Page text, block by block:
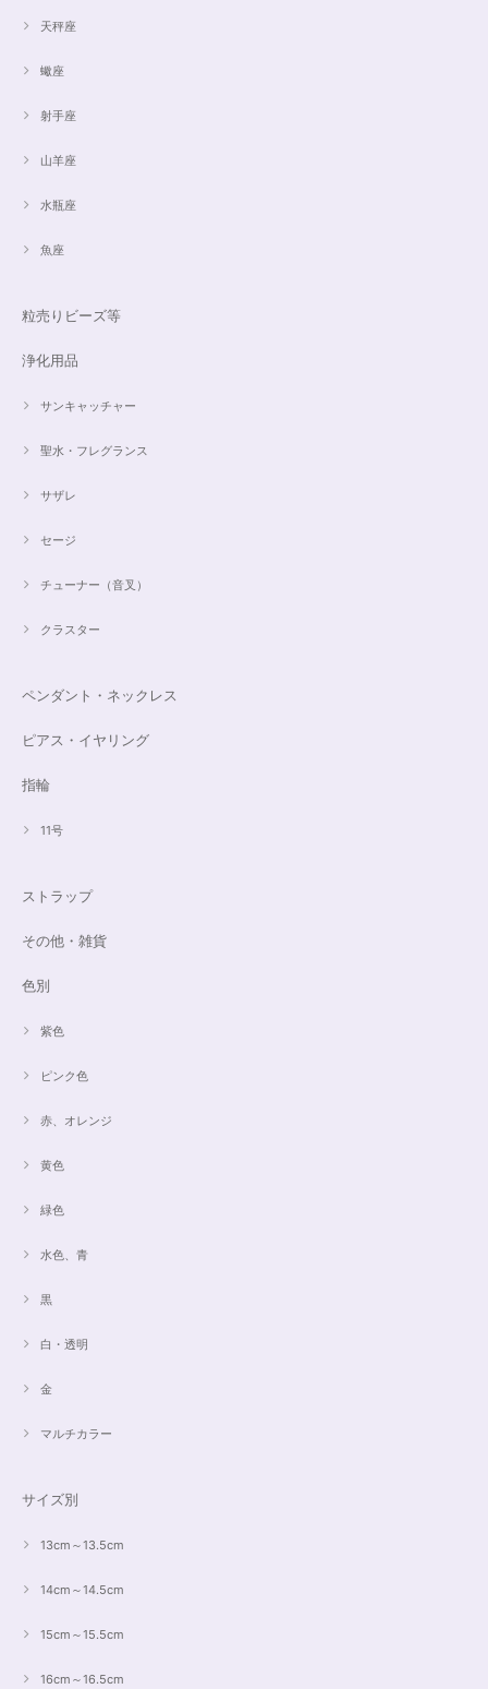
天秤座
蠍座
射手座
山羊座
水瓶座
魚座
粒売りビーズ等
浄化用品
サンキャッチャー
聖水・フレグランス
サザレ
セージ
チューナー（音叉）
クラスター
ペンダント・ネックレス
ピアス・イヤリング
指輪
11号
ストラップ
その他・雑貨
色別
紫色
ピンク色
赤、オレンジ
黄色
緑色
水色、青
黒
白・透明
金
マルチカラー
サイズ別
13cm～13.5cm
14cm～14.5cm
15cm～15.5cm
16cm～16.5cm